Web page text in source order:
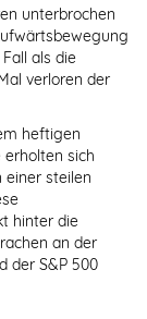
unterbrochen
als die
verloren der
heftigen
erholten sich
einer steilen
hinter die
an der
der S&P 500